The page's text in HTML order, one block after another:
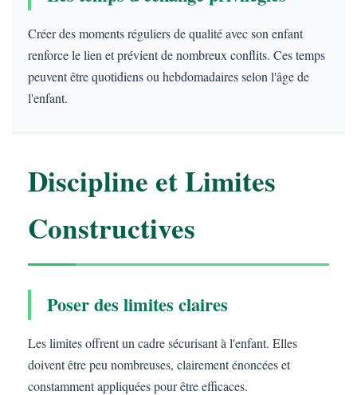
Créer des moments réguliers de qualité avec son enfant
renforce le lien et prévient de nombreux conflits. Ces temps
peuvent être quotidiens ou hebdomadaires selon l'âge de
l'enfant.
Discipline et Limites
Constructives
Poser des limites claires
Les limites offrent un cadre sécurisant à l'enfant. Elles
doivent être peu nombreuses, clairement énoncées et
constamment appliquées pour être efficaces.